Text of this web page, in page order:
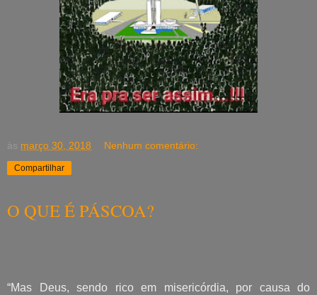
às março 30, 2018 Nenhum comentário:
Compartilhar
O QUE É PÁSCOA?
“Mas Deus, sendo rico em misericórdia, por causa do